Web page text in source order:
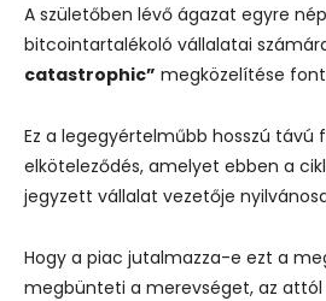
A születőben lévő ágazat egyre
bitcointartalékoló vállalatai
catastrophic” megközelítése
Ez a legegyértelműbb hosszú távú
elköteleződés, amelyet ebben a
jegyzett vállalat vezetője
Hogy a piac jutalmazza-e ezt a
megbünteti a merevséget, az attól